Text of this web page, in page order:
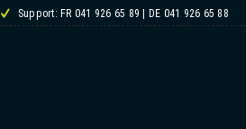
Support: FR 041 926 65 89 | DE 041 926 65 88